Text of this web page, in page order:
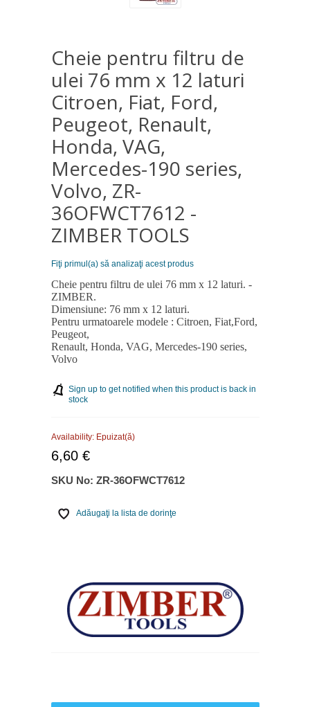
Cheie pentru filtru de
ulei 76 mm x 12 laturi
Citroen, Fiat, Ford,
Peugeot, Renault,
Honda, VAG,
Mercedes-190 series,
Volvo, ZR-
36OFWCT7612 -
ZIMBER TOOLS
Fiţi primul(a) să analizaţi acest produs
Cheie pentru filtru de ulei 76 mm x 12 laturi. -
ZIMBER.
Dimensiune: 76 mm x 12 laturi.
Pentru urmatoarele modele : Citroen, Fiat,Ford,
Peugeot,
Renault, Honda, VAG, Mercedes-190 series,
Volvo
Sign up to get notified when this product is back in
stock
Availability: Epuizat(ă)
6,60 €
SKU No: ZR-36OFWCT7612
Adăugaţi la lista de dorinţe